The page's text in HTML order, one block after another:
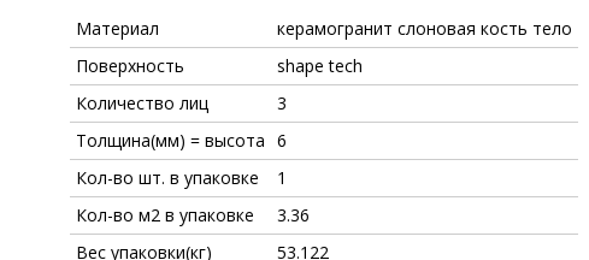
Материал
керамогранит слоновая кость тело
Поверхность
shape tech
Количество лиц
3
Толщина(мм) = высота 6
Кол-во шт. в упаковке
1
Кол-во м2 в упаковке
3.36
Вес упаковки(кг)
53.122